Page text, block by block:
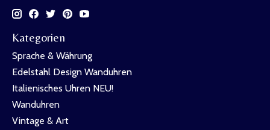
Kategorien
Sprache & Währung
Edelstahl Design Wanduhren
Italienisches Uhren NEU!
Wanduhren
Vintage & Art